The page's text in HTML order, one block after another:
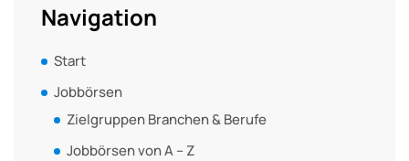
Navigation
Start
Jobbörsen
Zielgruppen Branchen & Berufe
Jobbörsen von A – Z